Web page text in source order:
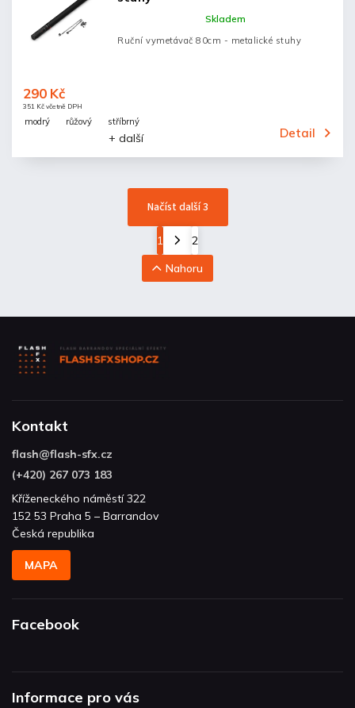
Skladem
351 Kč včetně DPH
290 Kč
Detail
Ruční vymetávač 80cm - metalické stuhy
modrý růžový stříbrný
+ další
Načíst další 3
1
2
Nahoru
Kontakt
flash@flash-sfx.cz
(+420) 267 073 183
Kříženeckého náměstí 322
152 53 Praha 5 – Barrandov
Česká republika
MAPA
Facebook
Informace pro vás